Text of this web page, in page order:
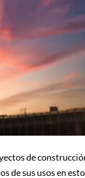
de
de sus usos en